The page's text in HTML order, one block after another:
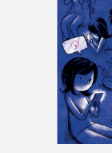
Espace médias